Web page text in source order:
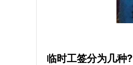
临时工签分为几种?